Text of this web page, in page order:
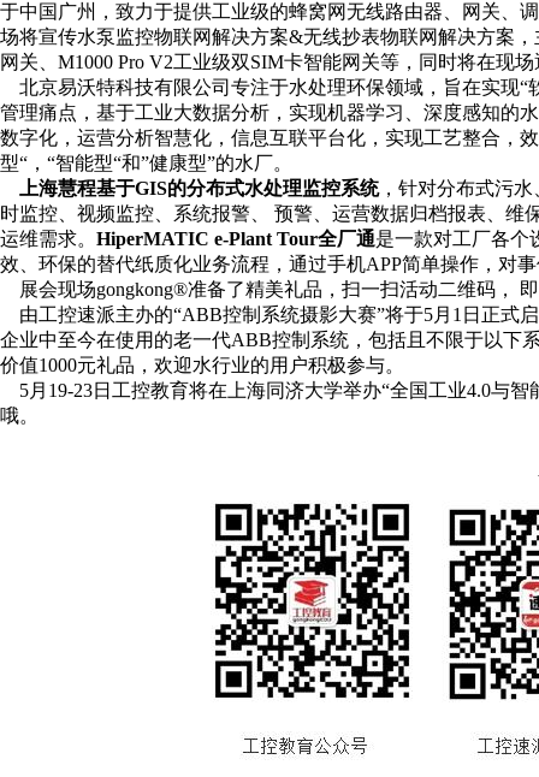
于中国广州，致力于提供工业级的蜂窝网无线路由器、网关、
场将宣传水泵监控物联网解决方案&无线抄表物联网解决方案
网关、M1000 Pro V2工业级双SIM卡智能网关等，同时将在现
北京易沃特科技有限公司专注于水处理环保领域，旨在实现
管理痛点，基于工业大数据分析，实现机器学习、深度感知的
数字化，运营分析智慧化，信息互联平台化，实现工艺整合，
型“，“智能型“和”健康型”的水厂。
上海慧程基于GIS的分布式水处理监控系统，针对分布式污
时监控、视频监控、系统报警、 预警、运营数据归档报表、
运维需求。 HiperMATIC e-Plant Tour全厂通是一款对工厂各个
效、环保的替代纸质化业务流程，通过手机APP简单操作，对
展会现场gongkong®准备了精美礼品，扫一扫活动二维码，
由工控速派主办的“ABB控制系统摄影大赛”将于5月1日正式
企业中至今在使用的老一代ABB控制系统，包括且不限于以下系
价值1000元礼品，欢迎水行业的用户积极参与。
5月19-23日工控教育将在上海同济大学举办“全国工业4.0与
哦。